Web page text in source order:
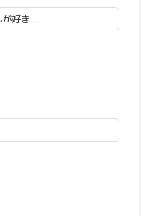
が好き...